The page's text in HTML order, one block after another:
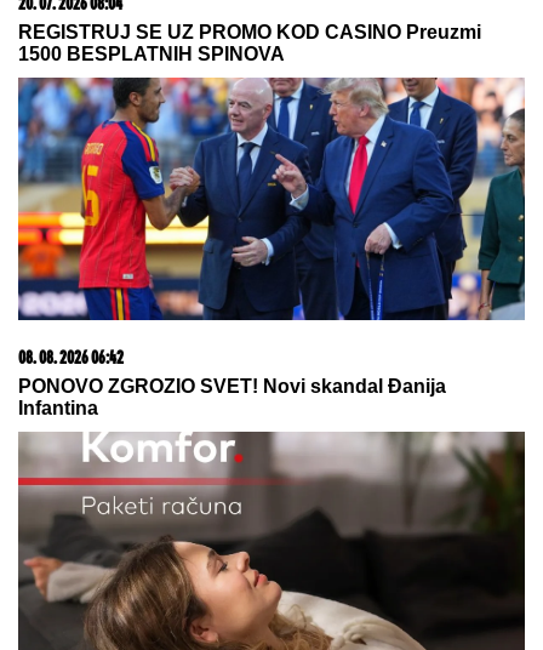
PONOVO ZGROZIO SVET! Novi
skandal Đanija Infantina
by Aklamator
06. 08. 2026 09:39
Marija (3) se igrala u dvorištu i samo je nestala: Posle
42 godine otac je pronašao, zanemeo je kada je saznao
gde je bila